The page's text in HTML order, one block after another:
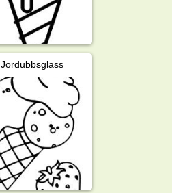
Jordubbsglass